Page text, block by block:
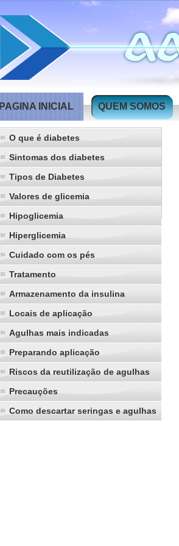
PAGINA INICIAL QUEM SOMOS
O que é diabetes
Sintomas dos diabetes
Tipos de Diabetes
Valores de glicemia
Hipoglicemia
Hiperglicemia
Cuidado com os pés
Tratamento
Armazenamento da insulina
Locais de aplicação
Agulhas mais indicadas
Preparando aplicação
Riscos da reutilização de agulhas
Precauções
Como descartar seringas e agulhas